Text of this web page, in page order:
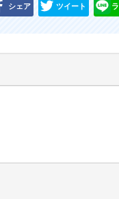
シェア ツイート